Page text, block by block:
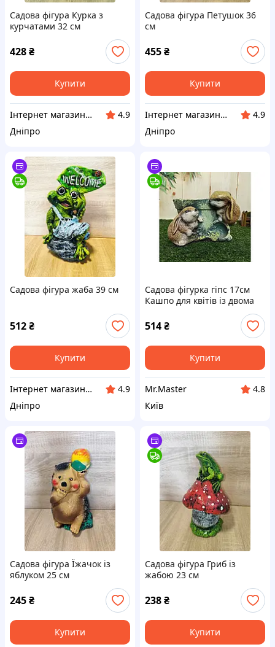
Садова фігура Курка з
курчатами 32 см
428₴
Купити
Інтернет магазин "Затишок без кордонів"
4.9
Дніпро
Садова фігура Петушок 36
см
455₴
Купити
Інтернет магазин "Затишок без кордонів"
4.9
Дніпро
Садова фігура жаба 39 см
512₴
Купити
Інтернет магазин "Затишок без кордонів"
4.9
Дніпро
Садова фігурка гіпс 17см
Кашпо для квітів із двома
514₴
Купити
Mr.Master
4.8
Київ
Садова фігура Їжачок із
яблуком 25 см
245₴
Купити
Садова фігура Гриб із
жабою 23 см
238₴
Купити